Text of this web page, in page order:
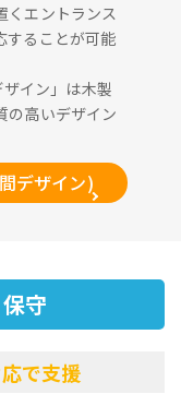
くエントランス
することが可能
イン」は木製
の高いデザイン
デザイン)
守
で支援